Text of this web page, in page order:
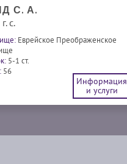
С. А.
с.
Еврейское Преображенское
5-1 ст.
56
Информация
и услуги